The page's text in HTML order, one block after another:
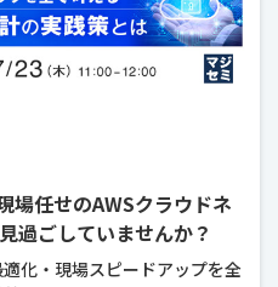
場任せのAWSクラウドネ
過ごしていませんか？
化・現場スピードアップを全